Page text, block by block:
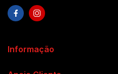
Informação